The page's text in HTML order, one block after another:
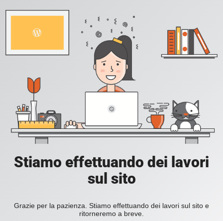
Stiamo effettuando dei lavori
sul sito
Grazie per la pazienza. Stiamo effettuando dei lavori sul sito e
ritorneremo a breve.